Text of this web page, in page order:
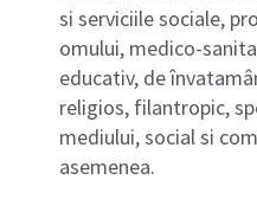
si serviciile sociale,
omului, medico-
educativ, de
religios, filantropic,
mediului, social si
asemenea.